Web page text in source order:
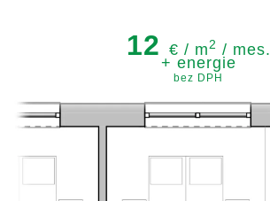
12 € / m2 / mes.
+ energie
bez DPH